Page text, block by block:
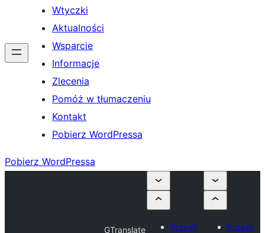
Wtyczki
Aktualności
Wsparcie
Informacje
Zlecenia
Pomóż w tłumaczeniu
Kontakt
Pobierz WordPressa
Pobierz WordPressa
GTranslate
Prześlij
Prześlij